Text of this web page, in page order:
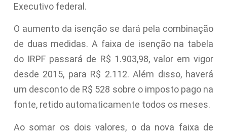
Executivo federal.
O aumento da isenção se dará pela combinação
de duas medidas. A faixa de isenção na tabela
do IRPF passará de R$ 1.903,98, valor em vigor
desde 2015, para R$ 2.112. Além disso, haverá
um desconto de R$ 528 sobre o imposto pago na
fonte, retido automaticamente todos os meses.
Ao somar os dois valores, o da nova faixa de